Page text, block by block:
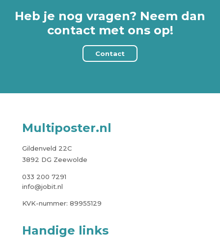
Heb je nog vragen? Neem dan
contact met ons op!
Contact
Multiposter.nl
Gildenveld 22C
3892 DG Zeewolde
033 200 7291
info@jobit.nl
KVK-nummer: 89955129
Handige links